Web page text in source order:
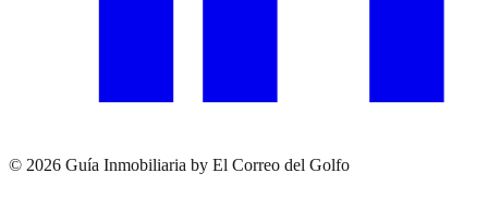
© 2026 Guía Inmobiliaria by El Correo del Golfo